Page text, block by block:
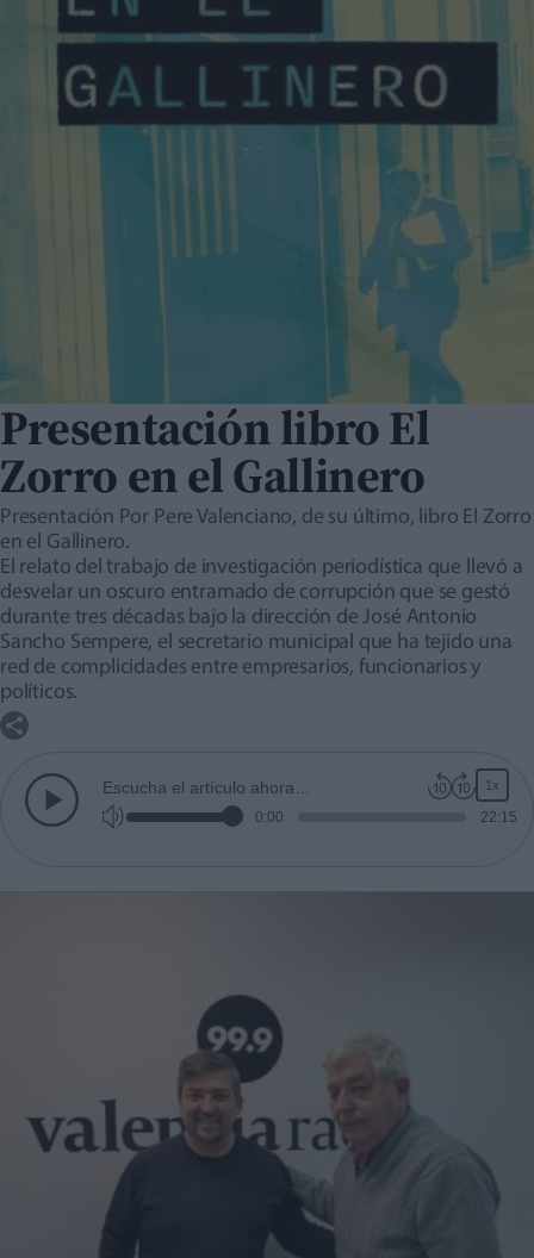
Presentación libro El
Zorro en el Gallinero
Presentación Por Pere Valenciano, de su último, libro El Zorro
en el Gallinero.
El relato del trabajo de investigación periodística que llevó a
desvelar un oscuro entramado de corrupción que se gestó
durante tres décadas bajo la dirección de José Antonio
Sancho Sempere, el secretario municipal que ha tejido una
red de complicidades entre empresarios, funcionarios y
políticos.
Escucha el artículo ahora… 1x
0:00 22:15